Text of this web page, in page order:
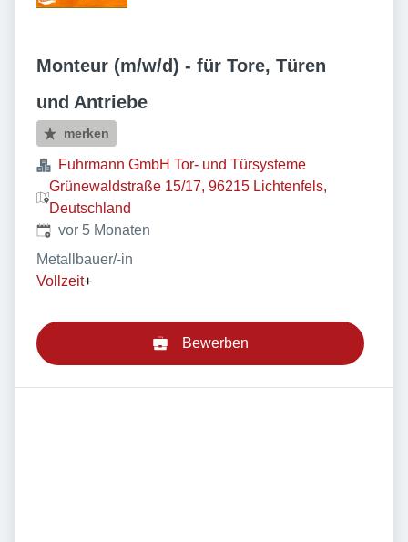
Monteur (m/w/d) - für Tore, Türen
und Antriebe
merken
Fuhrmann GmbH Tor- und Türsysteme
Grünewaldstraße 15/17, 96215 Lichtenfels,
Deutschland
Veröffentlicht:
vor 5 Monaten
Metallbauer/-in
Vollzeit+
Bewerben